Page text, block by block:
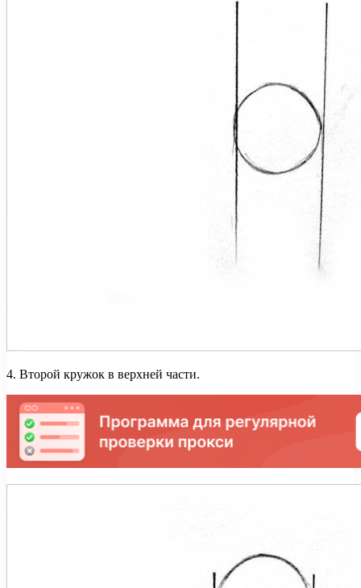
4. Второй кружок в верхней части.